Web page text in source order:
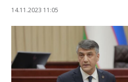
14.11.2023 11:05